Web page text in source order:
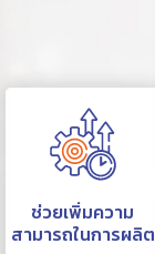
ช่วยเพิ่มความ
สามารถในการผลิต